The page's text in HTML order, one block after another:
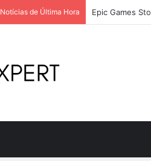
Notícias de Última Hora Epic Games